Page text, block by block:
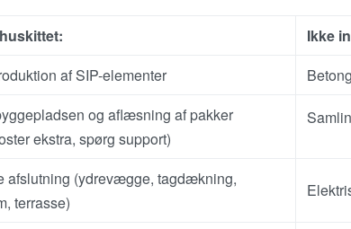
Ikke
af SIP-elementer
og aflæsning af pakker
ekstra, spørg support)
afslutning (ydrevægge, tagdækning,
terrasse)